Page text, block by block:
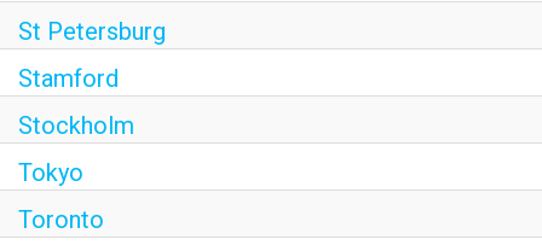
St Petersburg
Stamford
Stockholm
Tokyo
Toronto